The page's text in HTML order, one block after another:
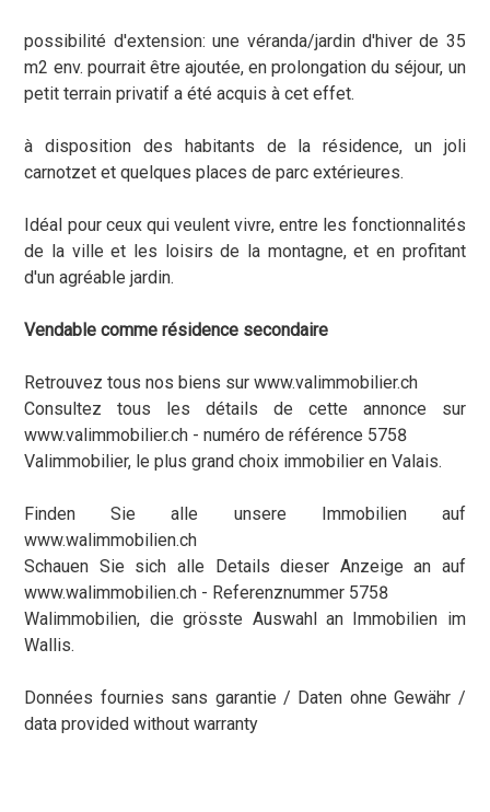
possibilité d'extension: une véranda/jardin d'hiver de 35
m2 env. pourrait être ajoutée, en prolongation du séjour, un
petit terrain privatif a été acquis à cet effet.
à disposition des habitants de la résidence, un joli
carnotzet et quelques places de parc extérieures.
Idéal pour ceux qui veulent vivre, entre les fonctionnalités
de la ville et les loisirs de la montagne, et en profitant
d'un agréable jardin.
Vendable comme résidence secondaire
Retrouvez tous nos biens sur www.valimmobilier.ch
Consultez tous les détails de cette annonce sur
www.valimmobilier.ch - numéro de référence 5758
Valimmobilier, le plus grand choix immobilier en Valais.
Finden Sie alle unsere Immobilien auf
www.walimmobilien.ch
Schauen Sie sich alle Details dieser Anzeige an auf
www.walimmobilien.ch - Referenznummer 5758
Walimmobilien, die grösste Auswahl an Immobilien im
Wallis.
Données fournies sans garantie / Daten ohne Gewähr /
data provided without warranty